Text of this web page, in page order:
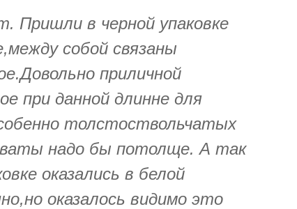
Пришли в черной упаковке
собой связаны
приличной
при данной длинне для
толстоствольчатых
надо бы потолще. А так
оказались в белой
оказалось видимо это